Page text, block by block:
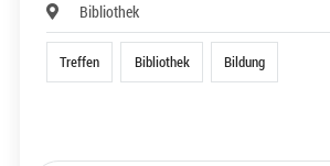
Bibliothek
Treffen Bibliothek Bildung